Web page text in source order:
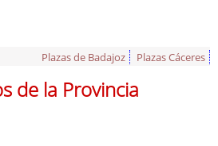
Plazas de Badajoz Plazas Cáceres
de la Provincia